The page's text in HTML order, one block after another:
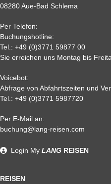
2
Alle weiteren
unseren AGB. Wir empfehlen
Reiserücktrittskostenversicherung
08280 Aue-Bad Schlema
Per Telefon:
Buchungshotline:
Tel.: +49 (0)3771 59877 00
Sie erreichen uns Montag bis
Voicebot:
Abfrage von Abfahrtszeiten und
Tel.: +49 (0)3771 5987720
Per E-Mail an:
buchung@lang-reisen.com
REISEN
Login My LANG REISEN